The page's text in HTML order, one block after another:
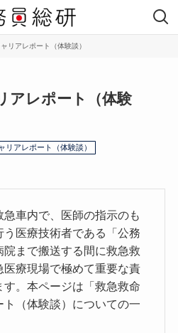
リアレポート（体験談）
アレポート（体験
リアレポート（体験談）
急車内で、医師の指示のも
う医療技術者である「公務
院まで搬送する間に救急救
療現場で極めて重要な責
。本ページは「救急救命
（体験談）についての一